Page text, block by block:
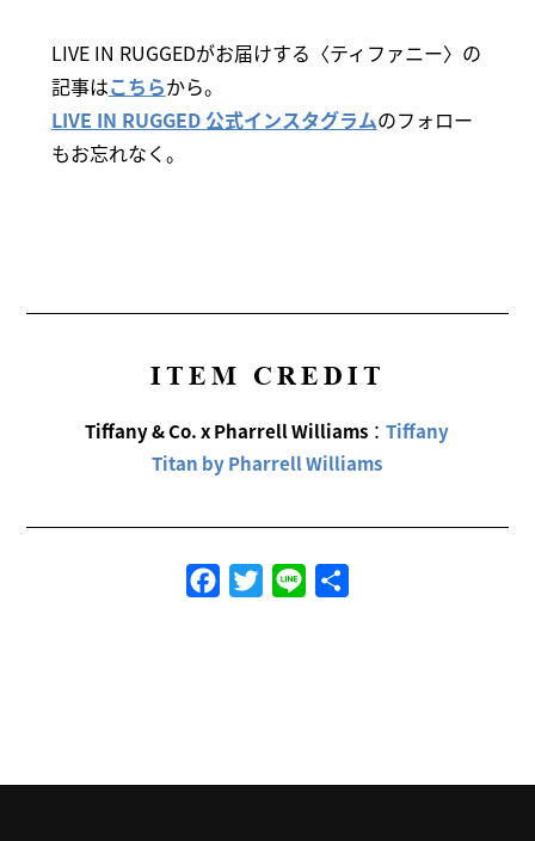
LIVE IN RUGGEDがお届けする〈ティファニー〉の
記事はこちらから。
LIVE IN RUGGED 公式インスタグラムのフォロー
もお忘れなく。
ITEM CREDIT
Tiffany & Co. x Pharrell Williams ：Tiffany
Titan by Pharrell Williams
FacebookTwitterLine